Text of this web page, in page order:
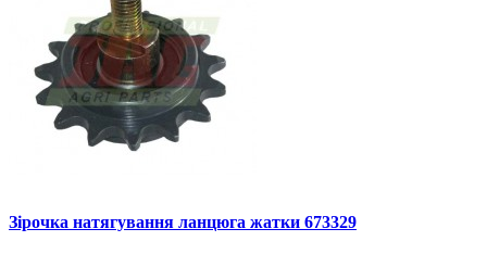
Зірочка натягування ланцюга жатки 673329